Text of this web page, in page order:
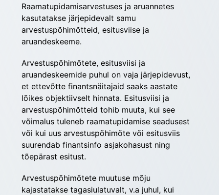
Raamatupidamisarvestuses ja aruannetes
kasutatakse järjepidevalt samu
arvestuspõhimõtteid, esitusviise ja
aruandeskeeme.
Arvestuspõhimõtete, esitusviisi ja
aruandeskeemide puhul on vaja järjepidevust,
et ettevõtte finantsnäitajaid saaks aastate
lõikes objektiivselt hinnata. Esitusviisi ja
arvestuspõhimõtteid tohib muuta, kui see
võimalus tuleneb raamatupidamise seadusest
või kui uus arvestuspõhimõte või esitusviis
suurendab finantsinfo asjakohasust ning
tõepärast esitust.
Arvestuspõhimõtete muutuse mõju
kajastatakse tagasiulatuvalt, v.a juhul, kui